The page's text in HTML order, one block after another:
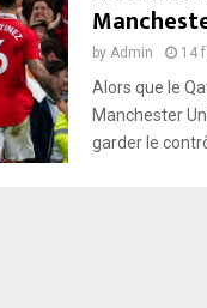
by Admin 14
Alors que le
Manchester
garder le